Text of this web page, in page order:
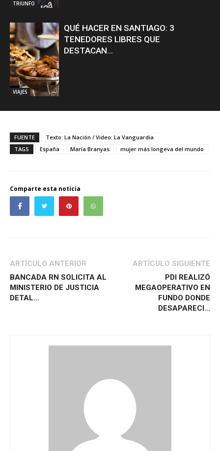
TRIUNFO
VIAJES
QUÉ HACER EN SANTIAGO: 3
TENEDORES LIBRES QUE
DESTACAN...
FUENTE
Texto: La Nación / Video: La Vanguardia
TAGS
España María Branyas mujer más longeva del mundo
Comparte esta noticia
ARTÍCULO ANTERIOR
BANCADA RN SOLICITA AL
MINISTERIO DE JUSTICIA
DETAL...
ARTÍCULO SIGUIENTE
PDI REALIZÓ
MEGAOPERATIVO EN
FUNDO DONDE
DESAPARECI...